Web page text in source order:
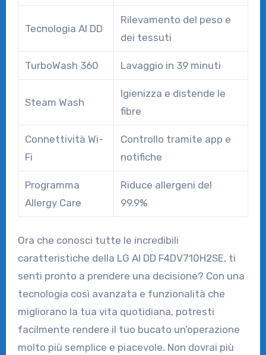
Tecnologia AI DD
Rilevamento del peso e
dei tessuti
TurboWash 360 Lavaggio in 39 minuti
Steam Wash
Igienizza e distende le
fibre
Connettività Wi-
Fi
Controllo tramite app e
notifiche
Programma
Allergy Care
Riduce allergeni del
99.9%
Ora che conosci tutte le incredibili
caratteristiche della LG AI DD F4DV710H2SE, ti
senti pronto a prendere una decisione? Con una
tecnologia così avanzata e funzionalità che
migliorano la tua vita quotidiana, potresti
facilmente rendere il tuo bucato un’operazione
molto più semplice e piacevole. Non dovrai più